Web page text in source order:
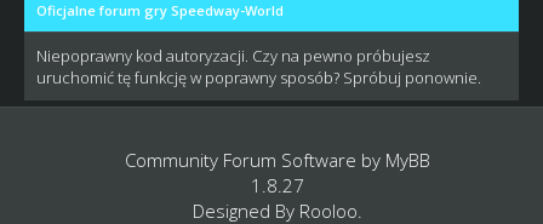
Oficjalne forum gry Speedway-World
Niepoprawny kod autoryzacji. Czy na pewno próbujesz
uruchomić tę funkcję w poprawny sposób? Spróbuj ponownie.
Community Forum Software by MyBB
1.8.27
Designed By Rooloo.